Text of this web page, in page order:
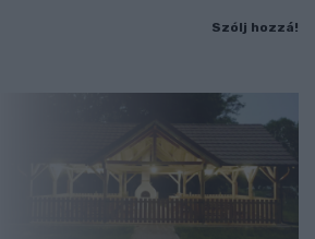
Szólj hozzá!